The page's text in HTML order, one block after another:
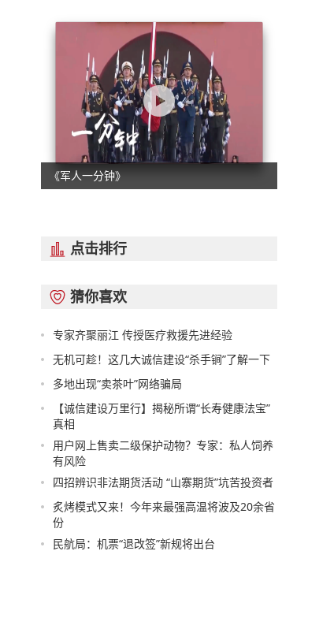
《军人一分钟》
 点击排行
 猜你喜欢
专家齐聚丽江 传授医疗救援先进经验
无机可趁！这几大诚信建设“杀手锏”了解一下
多地出现“卖茶叶”网络骗局
【诚信建设万里行】揭秘所谓“长寿健康法宝”
真相
用户网上售卖二级保护动物？专家：私人饲养
有风险
四招辨识非法期货活动 “山寨期货”坑苦投资者
炙烤模式又来！今年来最强高温将波及20余省
份
民航局：机票“退改签”新规将出台